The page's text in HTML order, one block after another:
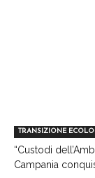
TRANSIZIONE
“Custodi
Campania